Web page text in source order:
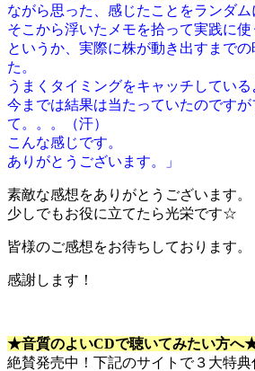
ながら思った、感じたことをランダム
そこから浮いたメモを拾って実践に
というか、実際に株が動き出すまで
た。
うまくタイミングをキャッチしている
今までは結果は当たっていたのですが
て。。。（汗）
こんな感じです。
ありがとうございます。」
素敵な感想をありがとうございます。
少しでもお役に立てたら光栄です☆
皆様のご感想をお待ちしております。
感謝します！
★音質のよいCDで聴いてみたい方へ
絶賛発売中！下記のサイトで３大特典